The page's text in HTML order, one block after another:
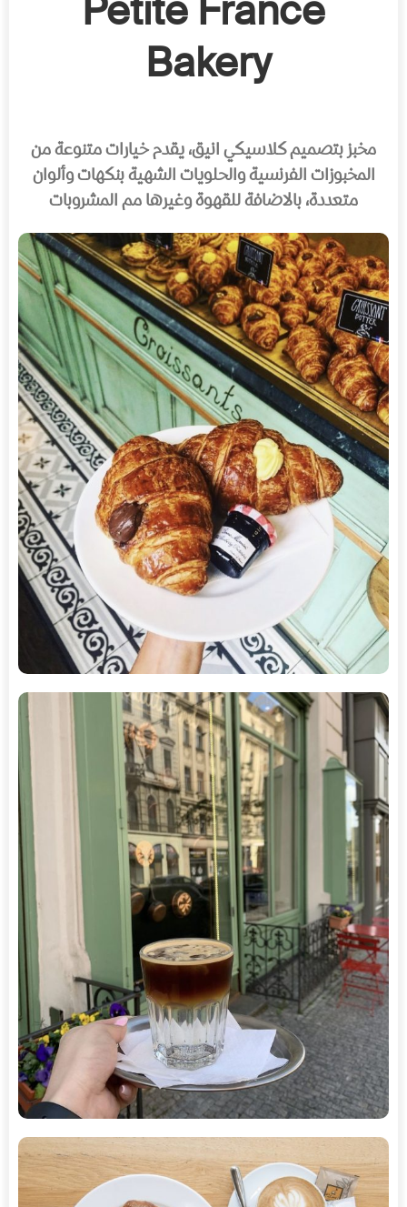
Petite France
Bakery
مخبز بتصميم كلاسيكي انيق، يقدم خيارات متنوعة من
المخبوزات الفرنسية والحلويات الشهية بنكهات وألوان
متعددة، بالاضافة للقهوة وغيرها مم المشروبات